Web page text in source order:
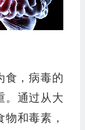
食，病毒的
。通过从大
和毒素，